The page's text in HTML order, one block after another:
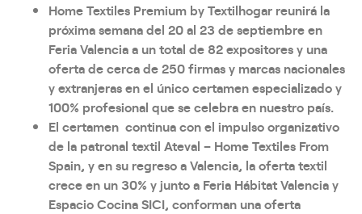
Home Textiles Premium by Textilhogar reunirá la
próxima semana del 20 al 23 de septiembre en
Feria Valencia a un total de 82 expositores y una
oferta de cerca de 250 firmas y marcas nacionales
y extranjeras en el único certamen especializado y
100% profesional que se celebra en nuestro país.
El certamen continua con el impulso organizativo
de la patronal textil Ateval – Home Textiles From
Spain, y en su regreso a Valencia, la oferta textil
crece en un 30% y junto a Feria Hábitat Valencia y
Espacio Cocina SICI, conforman una oferta